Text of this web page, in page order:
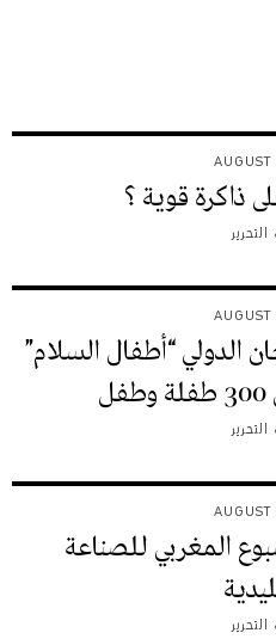
ذاكرة قوية ؟
18 المهرجان الدولي “أطفال السلام”
المغربي للصناعة